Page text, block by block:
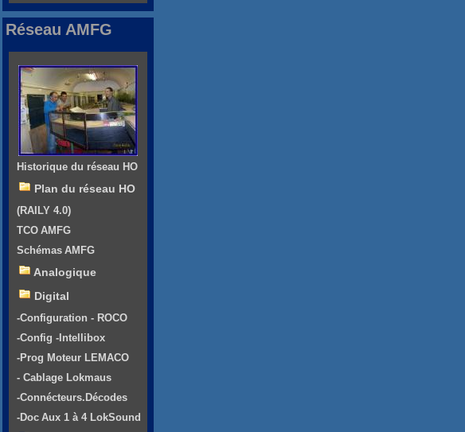
Réseau AMFG
Historique du réseau HO
Plan du réseau HO
(RAILY 4.0)
TCO AMFG
Schémas AMFG
Analogique
Digital
-Configuration - ROCO
-Config -Intellibox
-Prog Moteur LEMACO
- Cablage Lokmaus
-Connécteurs.Décodes
-Doc Aux 1 à 4 LokSound